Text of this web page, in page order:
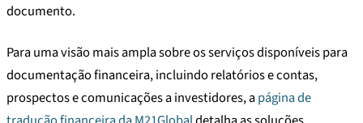
documento.
Para uma visão mais ampla sobre os serviços disponíveis para
documentação financeira, incluindo relatórios e contas,
prospectos e comunicações a investidores, apágina de